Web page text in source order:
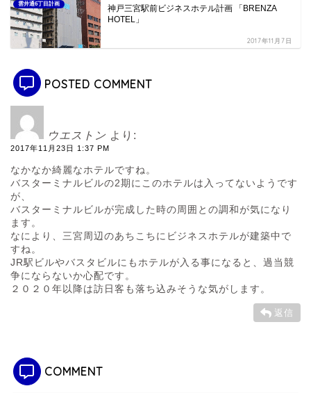
雲井通6丁目計画
神戸三宮駅前ビジネスホテル計画 「BRENZA
HOTEL」
2017年11月7日
POSTED COMMENT
ウエストン より:
2017年11月23日 1:37 PM
なかなか綺麗なホテルですね。
バスターミナルビルの2期にこのホテルは入ってないようです
が、
バスターミナルビルが完成した時の周囲との調和が気になり
ます。
なにより、三宮周辺のあちこちにビジネスホテルが建築中で
すね。
JR駅ビルやバスタビルにもホテルが入る事になると、過当競
争にならないか心配です。
２０２０年以降は訪日客も落ち込みそうな気がします。
返信
COMMENT